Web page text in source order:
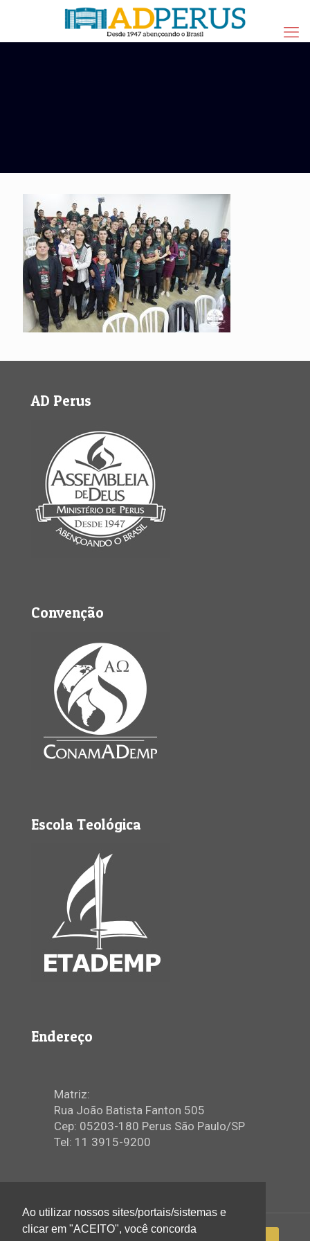
AD Perus
Convenção
Escola Teológica
Endereço
Matriz:
Rua João Batista Fanton 505
Cep: 05203-180 Perus São Paulo/SP
Tel: 11 3915-9200
Ao utilizar nossos sites/portais/sistemas e
clicar em "ACEITO", você concorda